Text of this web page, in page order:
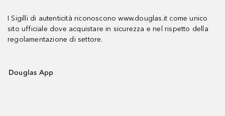
I Sigilli di autenticità riconoscono www.douglas.it come unico
sito ufficiale dove acquistare in sicurezza e nel rispetto della
regolamentazione di settore.
Douglas App